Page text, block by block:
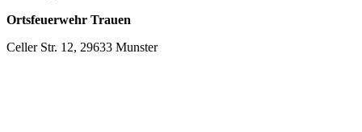
Ortsfeuerwehr Trauen
Celler Str. 12, 29633 Munster